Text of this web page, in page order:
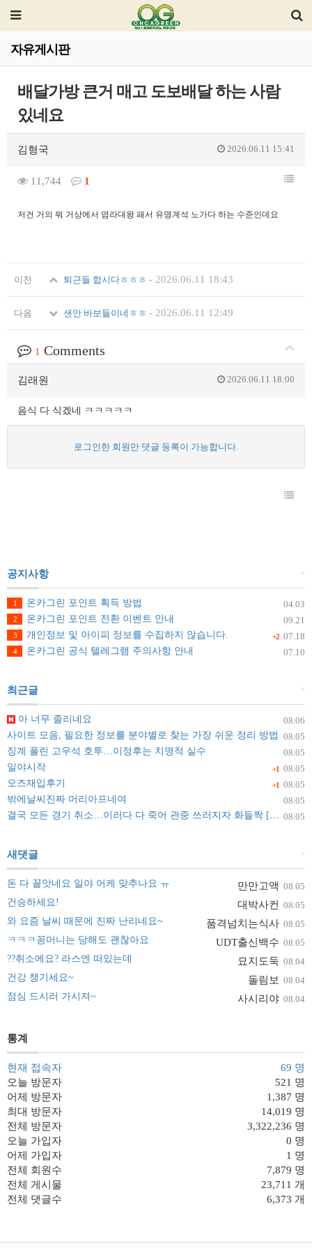
자유게시판
배달가방 큰거 매고 도보배달 하는 사람
있네요
김형국 2026.06.11 15:41
11,744 1
저건 거의 뭐 거상에서 염라대왕 패서 유명계석 노가다 하는 수준인데요
이전 퇴근들 합시다ㅎㅎㅎ - 2026.06.11 18:43
다음 샌안 바보들이네ㅎㅎ - 2026.06.11 12:49
1 Comments
김래원 2026.06.11 18:00
음식 다 식겠네 ㅋㅋㅋㅋㅋ
로그인한 회원만 댓글 등록이 가능합니다.
+
공지사항
04.03
1
온카그린 포인트 획득 방법
09.21
2 온카그린 포인트 전환 이벤트 안내
+2 07.18
3
개인정보 및 아이피 정보를 수집하지 않습니다.
07.10
4 온카그린 공식 텔레그램 주의사항 안내
+
최근글
08.06
아 너무 졸리네요
08.05
사이트 모음, 필요한 정보를 분야별로 찾는 가장 쉬운 정리 방법
08.05
징계 풀린 고우석 호투…이정후는 치명적 실수
+1 08.05
일야시작
+1 08.05
오즈재입후기
08.05
밖에날씨진짜 머리아프네여
08.05
결국 모든 경기 취소…이러다 다 죽어 관중 쓰러지자 화들짝 [자막뉴스]
+
새댓글
만만고액 08.05
돈 다 꼴앗네요 일야 어케 맞추나요 ㅠ
대박사컨 08.05
건승하세요!
품격넘치는식사 08.05
와 요즘 날씨 때문에 진짜 난리네요~
UDT출신백수 08.05
ㅋㅋㅋ꽁머니는 당해도 괜찮아요
묘지도둑 08.04
??취소에요? 라스엔 떠있는데
돌림보 08.04
건강 챙기세요~
사시리야 08.04
점심 드시러 가시져~
통계
현재 접속자
69 명
오늘 방문자
521 명
어제 방문자
1,387 명
최대 방문자
14,019 명
전체 방문자
3,322,236 명
오늘 가입자
0 명
어제 가입자
1 명
전체 회원수
7,879 명
전체 게시물
23,711 개
전체 댓글수
6,373 개